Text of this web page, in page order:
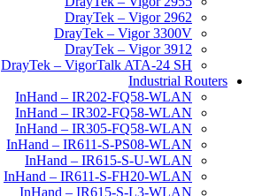
DrayTek – Vigor 2962
DrayTek – Vigor 3300V
DrayTek – Vigor 3912
DrayTek – VigorTalk ATA-24 SH
Industrial Routers
InHand – IR202-FQ58-WLAN
InHand – IR302-FQ58-WLAN
InHand – IR305-FQ58-WLAN
InHand – IR611-S-PS08-WLAN
InHand – IR615-S-U-WLAN
InHand – IR611-S-FH20-WLAN
InHand – IR615-S-L3-WLAN